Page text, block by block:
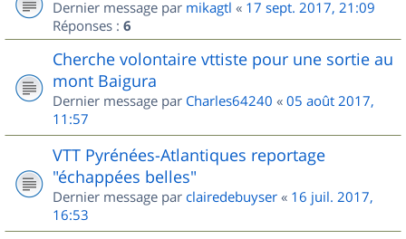
Dernier message par mikagtl « 17 sept. 2017, 21:09
Réponses : 6
Cherche volontaire vttiste pour une sortie au
mont Baigura
Dernier message par Charles64240 « 05 août 2017,
11:57
VTT Pyrénées-Atlantiques reportage
"échappées belles"
Dernier message par clairedebuyser « 16 juil. 2017,
16:53